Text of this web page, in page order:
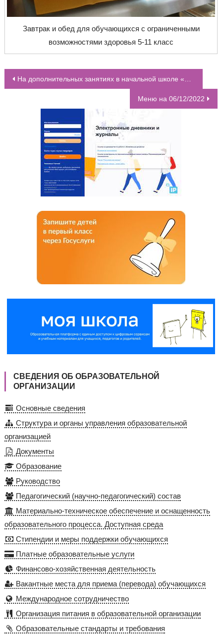
Завтрак и обед для обучающихся с ограниченными
возможностями здоровья 5-11 класс
НАВИГАЦИЯ ПО ЗАПИСЯМ
На дополнительных занятиях в начальной школе «Учимся писать без ошибок» дети познают секреты орфографии
Меню на 06/12/2022
СВЕДЕНИЯ ОБ ОБРАЗОВАТЕЛЬНОЙ
ОРГАНИЗАЦИИ
Основные сведения
Структура и органы управления образовательной
организацией
Документы
Образование
Руководство
Педагогический (научно-педагогический) состав
Материально-техническое обеспечение и оснащенность
образовательного процесса. Доступная среда
Стипендии и меры поддержки обучающихся
Платные образовательные услуги
Финансово-хозяйственная деятельность
Вакантные места для приема (перевода) обучающихся
Международное сотрудничество
Организация питания в образовательной организации
Образовательные стандарты и требования